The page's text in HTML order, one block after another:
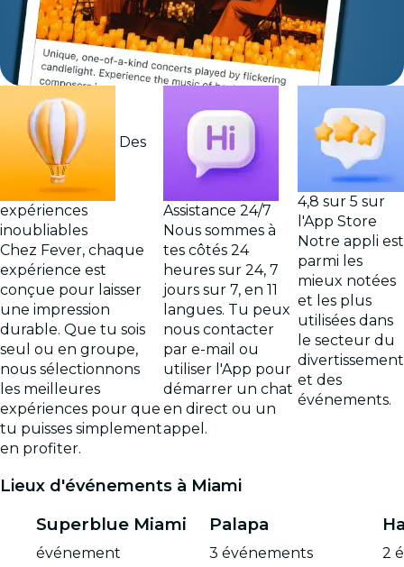
Des
expériences
inoubliables
Chez Fever, chaque
expérience est
conçue pour laisser
une impression
durable. Que tu sois
seul ou en groupe,
nous sélectionnons
les meilleures
expériences pour que
tu puisses simplement
en profiter.
Assistance 24/7
Nous sommes à
tes côtés 24
heures sur 24, 7
jours sur 7, en 11
langues. Tu peux
nous contacter
par e-mail ou
utiliser l'App pour
démarrer un chat
en direct ou un
appel.
4,8 sur 5 sur
l'App Store
Notre appli est
parmi les
mieux notées
et les plus
utilisées dans
le secteur du
divertissement
et des
événements.
Lieux d'événements à Miami
Superblue Miami
événement
Palapa
3 événements 2